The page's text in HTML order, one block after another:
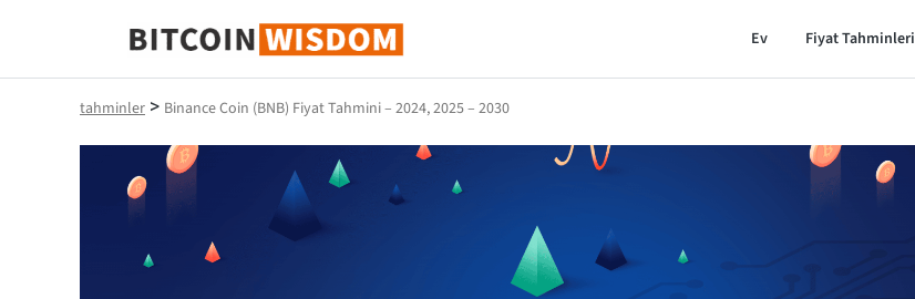
Bitcoin Bilgeliği
Ev Fiyat Tahminleri
tahminler > Binance Coin (BNB) Fiyat Tahmini – 2024, 2025 – 2030